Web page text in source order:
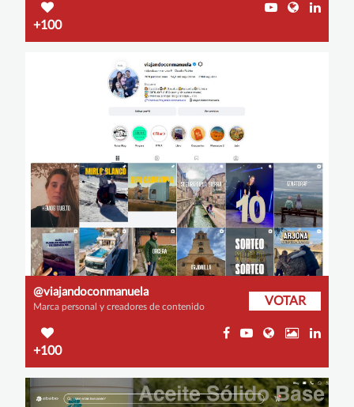
+100
@viajandoconmanuela
Marca personal y creadores de contenido VOTAR
+100